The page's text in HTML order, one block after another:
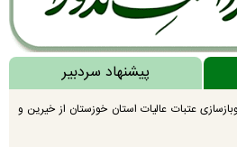
پیشنهاد سردبیر
عتبات عالیات استان خوزستان از خیرین و